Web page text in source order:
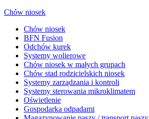
Chów niosek
Chów niosek
BFN Fusion
Odchów kurek
Systemy wolierowe
Chów niosek w małych grupach
Chów stad rodzicielskich niosek
Systemy zarządzania i kontroli
Systemy sterowania mikroklimatem
Oświetlenie
Gospodarka odpadami